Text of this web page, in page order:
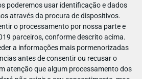
poderemos usar identificação e dados
através da procura de dispositivos.
o processamento por nossa parte e
parceiros, conforme descrito acima.
a informações mais pormenorizadas
antes de consentir ou recusar o
atenção que algum processamento dos